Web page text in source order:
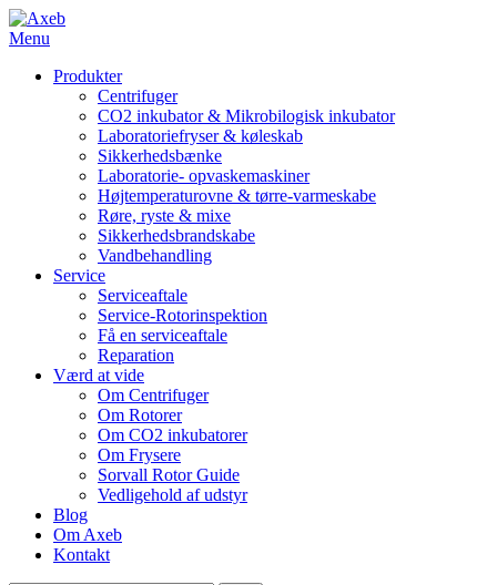
Menu
Produkter
Centrifuger
CO2 inkubator & Mikrobilogisk inkubator
Laboratoriefryser & køleskab
Sikkerhedsbænke
Laboratorie- opvaskemaskiner
Højtemperaturovne & tørre-varmeskabe
Røre, ryste & mixe
Sikkerhedsbrandskabe
Vandbehandling
Service
Serviceaftale
Service-Rotorinspektion
Få en serviceaftale
Reparation
Værd at vide
Om Centrifuger
Om Rotorer
Om CO2 inkubatorer
Om Frysere
Sorvall Rotor Guide
Vedligehold af udstyr
Blog
Om Axeb
Kontakt